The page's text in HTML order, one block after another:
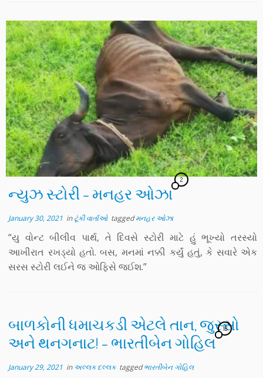
ન્યુઝ સ્ટોરી – મનહર ઓઝા
2
January 30, 2021 inટૂંકી વાર્તાઓ taggedમનહર ઓઝા
“યુ વોન્ટ બીલીવ પાર્થ, તે દિવસે સ્ટોરી માટે હું ભૂખ્યો તરસ્યો
આખીરાત રખડ્યો હતો. બસ, મનમાં નક્કી કર્યું હતું, કે સવારે એક
સરસ સ્ટોરી લઈને જ ઓફિસે જઈશ.”
બાળકોની ધમાચકડી એટલે તાન, જુસ્સો
અને થનગનાટ! – ભારતીબેન ગોહિલ
16
January 29, 2021 in અલ્લક દલ્લક taggedભારતીબેન ગોહિલ